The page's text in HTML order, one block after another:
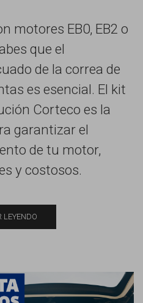
motores EB0, EB2 o
que el
de la correa de
es esencial. El kit
Corteco es la
garantizar el
de tu motor,
y costosos.
LEYENDO